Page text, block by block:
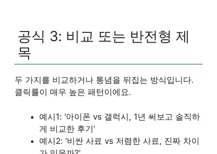
공식 3: 비교 또는 반전형 제
목
두 가지를 비교하거나 통념을 뒤집는 방식입니다.
클릭률이 매우 높은 패턴이에요.
예시1: ‘아이폰 vs 갤럭시, 1년 써보고 솔직하
게 비교한 후기’
예시2: ‘비싼 사료 vs 저렴한 사료, 진짜 차이